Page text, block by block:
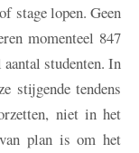
stage lopen. Geen
momenteel 847
studenten. In
stijgende tendens
niet in het
plan is om het